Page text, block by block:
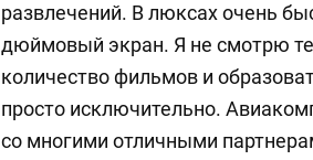
развлечений. В люксах очень
дюймовый экран. Я не смотрю
количество фильмов и
просто исключительно.
со многими отличными